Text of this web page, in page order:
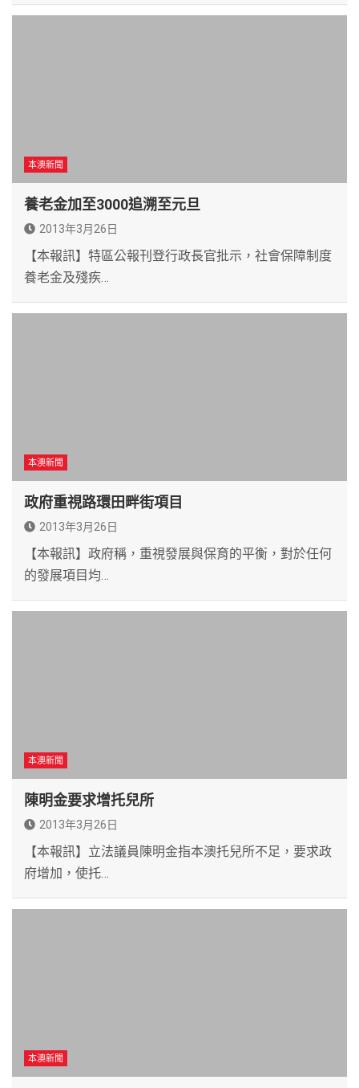
本澳新聞
養老金加至3000追溯至元旦
2013年3月26日
【本報訊】特區公報刊登行政長官批示，社會保障制度
養老金及殘疾…
本澳新聞
政府重視路環田畔街項目
2013年3月26日
【本報訊】政府稱，重視發展與保育的平衡，對於任何
的發展項目均…
本澳新聞
陳明金要求增托兒所
2013年3月26日
【本報訊】立法議員陳明金指本澳托兒所不足，要求政
府增加，使托…
本澳新聞